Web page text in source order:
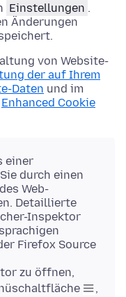
Einstellungen .
Änderungen
von Website-
der auf Ihrem
Daten und im
Enhanced Cookie
einer
durch einen
Web-
Detaillierte
Inspektor
Firefox Source
zu öffnen,
,